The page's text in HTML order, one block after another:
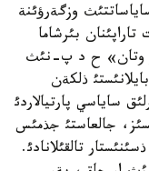
وزگةرؤئنة
بئرشاما
وتان» ح د پ-نئث
ذلكةن
ساياسي پارتيالاردئ
جالعاستئ جذمئس
تالقئلانادئ.